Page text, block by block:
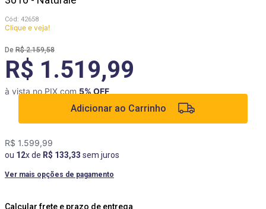
: 42658
Clique e veja!
R$ 2.159,58
R$ 1.519,99
à vista no PIX com 5% OFF
Adicionar ao Carrinho
R$ 1.599,99
ou 12x de R$ 133,33 sem juros
Ver mais opções de pagamento
6º mesa
7º cozinha módulos
8 º
9º box